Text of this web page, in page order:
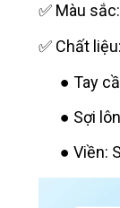
✅ Màu
✅ Chất liệu:
● Tay
● Sợi
● Viền: